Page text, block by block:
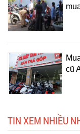
cũ
TIN XEM NHIỀU